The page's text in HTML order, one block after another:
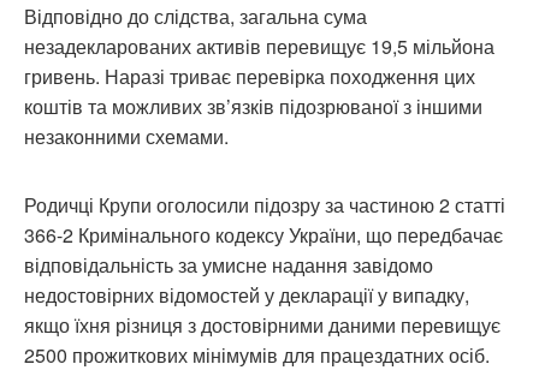
Відповідно до слідства, загальна сума
незадекларованих активів перевищує 19,5 мільйона
гривень. Наразі триває перевірка походження цих
коштів та можливих зв’язків підозрюваної з іншими
незаконними схемами.
Родичці Крупи оголосили підозру за частиною 2 статті
366-2 Кримінального кодексу України, що передбачає
відповідальність за умисне надання завідомо
недостовірних відомостей у декларації у випадку,
якщо їхня різниця з достовірними даними перевищує
2500 прожиткових мінімумів для працездатних осіб.